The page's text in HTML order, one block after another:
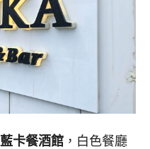
藍卡餐酒館 ，白色餐廳